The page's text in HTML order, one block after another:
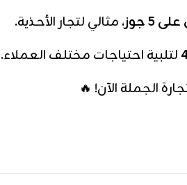
5 جوز
، مثالي لتجار الأحذية.
لتلبية احتياجات مختلف العملاء.
الجملة الآن! 🔥